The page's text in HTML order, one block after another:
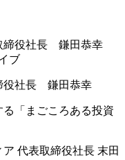
ブ
役社長 鎌田恭幸
「まごころある投資